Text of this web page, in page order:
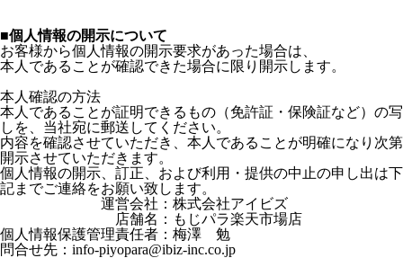
■個人情報の開示について
お客様から個人情報の開示要求があった場合は、
本人であることが確認できた場合に限り開示します。
本人確認の方法
本人であることが証明できるもの（免許証・保険証など）の写
しを、当社宛に郵送してください。
内容を確認させていただき、本人であることが明確になり次第
開示させていただきます。
個人情報の開示、訂正、および利用・提供の中止の申し出は下
記までご連絡をお願い致します。
運営会社：株式会社アイビズ
店舗名：もじパラ楽天市場店
個人情報保護管理責任者：梅澤 勉
問合せ先：info-piyopara@ibiz-inc.co.jp